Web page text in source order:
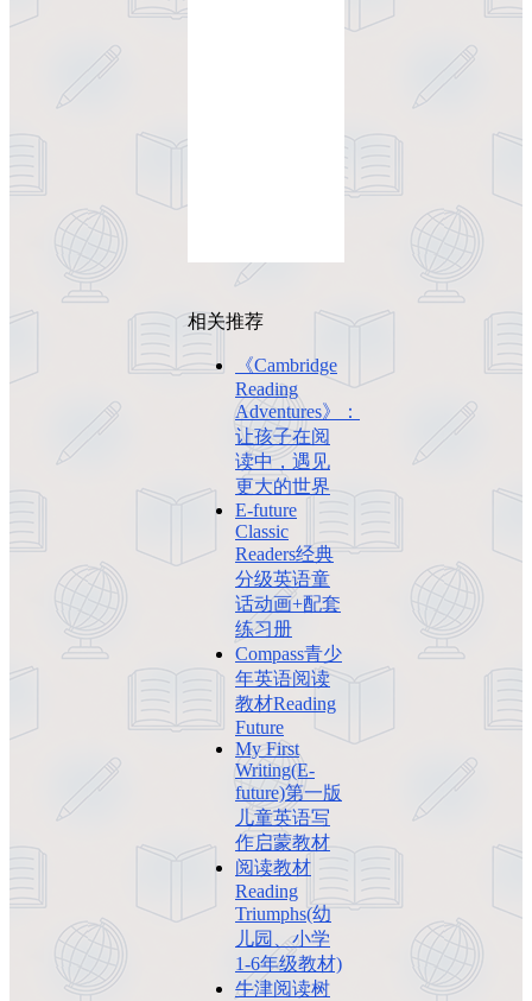
相关推荐
《Cambridge
Reading
Adventures》：
让孩子在阅
读中，遇见
更大的世界
E-future
Classic
Readers经典
分级英语童
话动画+配套
练习册
Compass青少
年英语阅读
教材Reading
Future
My First
Writing(E-
future)第一版
儿童英语写
作启蒙教材
阅读教材
Reading
Triumphs(幼
儿园、小学
1-6年级教材)
牛津阅读树